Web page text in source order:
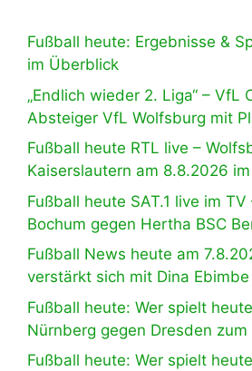
Fußball heute: Ergebnisse &
im Überblick
„Endlich wieder 2. Liga“ – VfL
Absteiger VfL Wolfsburg mit
Fußball heute RTL live –
Kaiserslautern am 8.8.2026
Fußball heute SAT.1 live im
Bochum gegen Hertha BSC
Fußball News heute am
verstärkt sich mit Dina Ebimbe
Fußball heute: Wer spielt
Nürnberg gegen Dresden
Fußball heute: Wer spielt